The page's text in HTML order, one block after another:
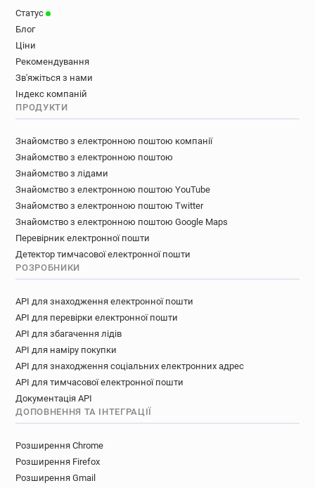
Статус
Блог
Ціни
Рекомендування
Зв'яжіться з нами
Індекс компаній
ПРОДУКТИ
Знайомство з електронною поштою компанії
Знайомство з електронною поштою
Знайомство з лідами
Знайомство з електронною поштою YouTube
Знайомство з електронною поштою Twitter
Знайомство з електронною поштою Google Maps
Перевірник електронної пошти
Детектор тимчасової електронної пошти
РОЗРОБНИКИ
API для знаходження електронної пошти
API для перевірки електронної пошти
API для збагачення лідів
API для наміру покупки
API для знаходження соціальних електронних адрес
API для тимчасової електронної пошти
Документація API
ДОПОВНЕННЯ ТА ІНТЕГРАЦІЇ
Розширення Chrome
Розширення Firefox
Розширення Gmail